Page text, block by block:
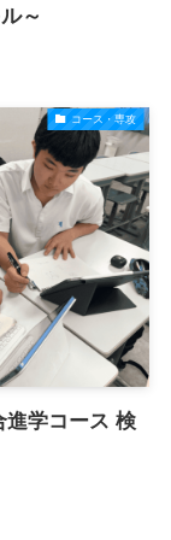
～
コース・専攻
進学コース 検